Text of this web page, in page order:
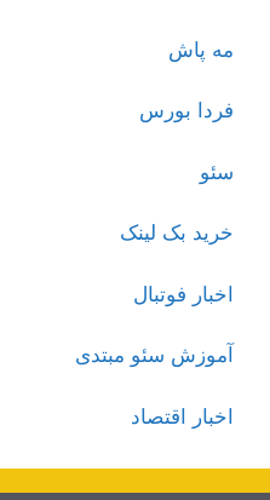
مه پاش
فردا بورس
سئو
خرید بک لینک
اخبار فوتبال
آموزش سئو مبتدی
اخبار اقتصاد